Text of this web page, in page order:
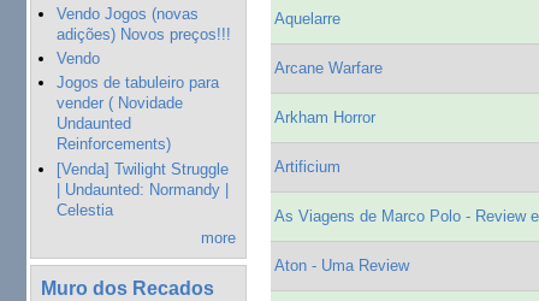
Vendo Jogos (novas
adições) Novos preços!!!
Vendo
Jogos de tabuleiro para
vender ( Novidade
Undaunted
Reinforcements)
[Venda] Twilight Struggle
| Undaunted: Normandy |
Celestia
more
Muro dos Recados
Aquelarre
Arcane Warfare
Arkham Horror
Artificium
As Viagens de Marco Polo - Review
Aton - Uma Review